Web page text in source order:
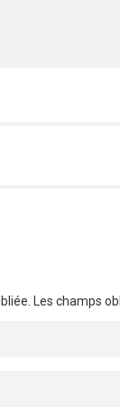
Les champs